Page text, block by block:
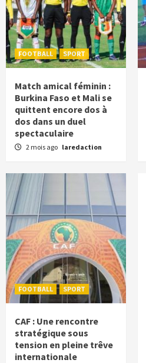
FOOTBALL SPORT
Match amical féminin :
Burkina Faso et Mali se
quittent encore dos à
dos dans un duel
spectaculaire
2 mois ago laredaction
FOOTBALL SPORT
CAF : Une rencontre
stratégique sous
tension en pleine trêve
internationale